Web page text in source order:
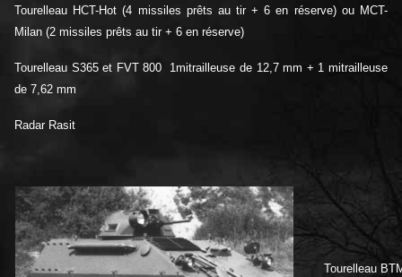
Tourelleau HCT-Hot (4 missiles prêts au tir + 6 en réserve) ou MCT-
Milan (2 missiles prêts au tir + 6 en réserve)
Tourelleau S365 et FVT 800 1mitrailleuse de 12,7 mm + 1 mitrailleuse
de 7,62 mm
Radar Rasit
Tourelleau